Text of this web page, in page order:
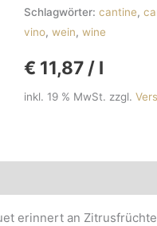
2020
Menge
Schlagwörter: cantine,
vino, wein, wine
€ 11,87 / l
inkl. 19 % MwSt. zzgl.
erinnert an